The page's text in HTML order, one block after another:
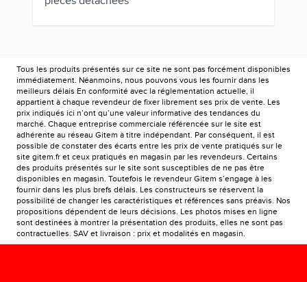
Tous les produits présentés sur ce site ne sont pas forcément disponibles
immédiatement. Néanmoins, nous pouvons vous les fournir dans les
meilleurs délais En conformité avec la réglementation actuelle, il
appartient à chaque revendeur de fixer librement ses prix de vente. Les
prix indiqués ici n’ont qu’une valeur informative des tendances du
marché. Chaque entreprise commerciale référencée sur le site est
adhérente au réseau Gitem à titre indépendant. Par conséquent, il est
possible de constater des écarts entre les prix de vente pratiqués sur le
site gitem.fr et ceux pratiqués en magasin par les revendeurs. Certains
des produits présentés sur le site sont susceptibles de ne pas être
disponibles en magasin. Toutefois le revendeur Gitem s’engage à les
fournir dans les plus brefs délais. Les constructeurs se réservent la
possibilité de changer les caractéristiques et références sans préavis. Nos
propositions dépendent de leurs décisions. Les photos mises en ligne
sont destinées à montrer la présentation des produits, elles ne sont pas
contractuelles. SAV et livraison : prix et modalités en magasin.